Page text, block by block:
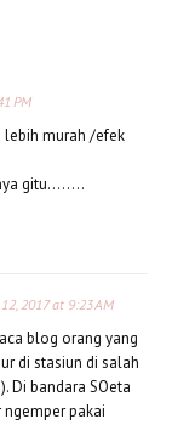
PM
lebih murah /efek
gitu........
2017 at 9:23 AM
blog orang yang
di stasiun di salah
Di bandara SOeta
pakai